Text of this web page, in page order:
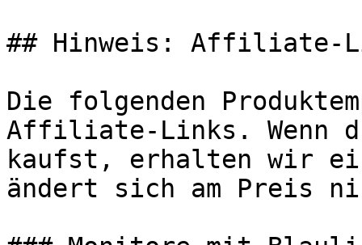
## Hinweis: Affiliate-
Die folgenden
Affiliate-Links. Wenn
kaufst, erhalten wir
ändert sich am Preis